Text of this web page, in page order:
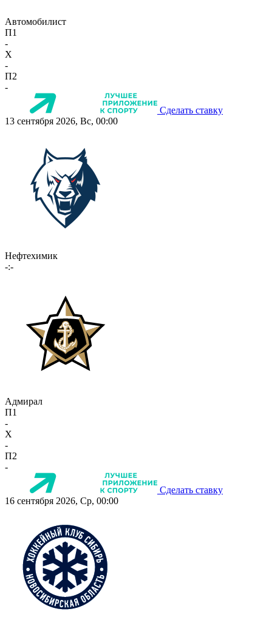
Автомобилист
П1
-
X
-
П2
-
Сделать ставку
13 сентября 2026, Вс, 00:00
Нефтехимик
-:-
Адмирал
П1
-
X
-
П2
-
Сделать ставку
16 сентября 2026, Ср, 00:00